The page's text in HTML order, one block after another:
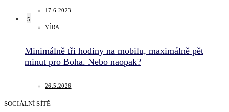
17.6.2023
5
VÍRA
Minimálně tři hodiny na mobilu, maximálně pět
minut pro Boha. Nebo naopak?
26.5.2026
SOCIÁLNÍ SÍTĚ